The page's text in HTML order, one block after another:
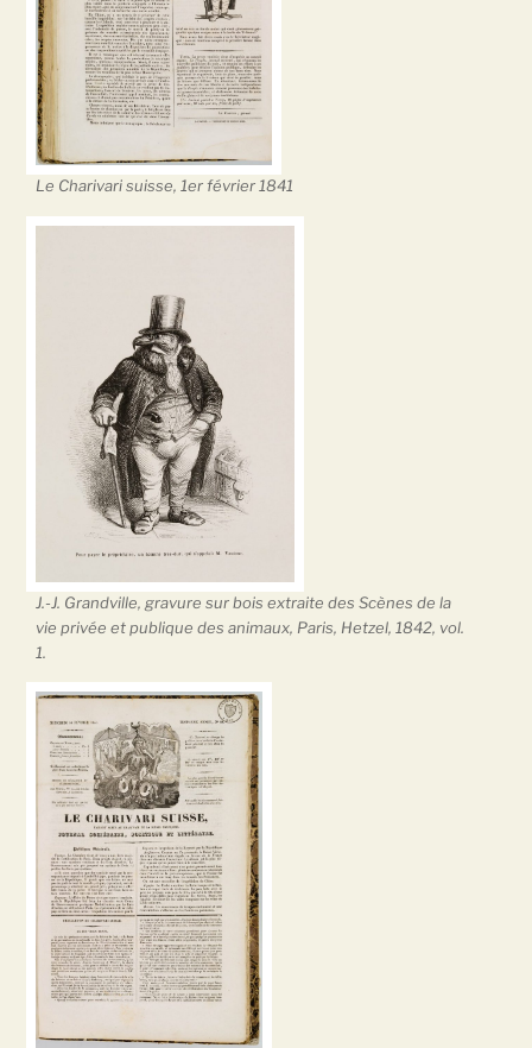
Le Charivari suisse, 1er février 1841
J.-J. Grandville, gravure sur bois extraite des Scènes de la
vie privée et publique des animaux, Paris, Hetzel, 1842, vol.
1.